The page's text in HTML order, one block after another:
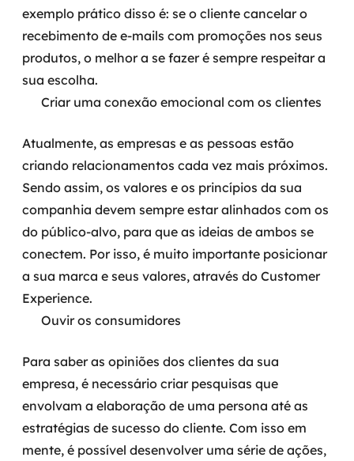
exemplo prático disso é: se o cliente cancelar o
recebimento de e-mails com promoções nos seus
produtos, o melhor a se fazer é sempre respeitar a
sua escolha.
Criar uma conexão emocional com os clientes
Atualmente, as empresas e as pessoas estão
criando relacionamentos cada vez mais próximos.
Sendo assim, os valores e os princípios da sua
companhia devem sempre estar alinhados com os
do público-alvo, para que as ideias de ambos se
conectem. Por isso, é muito importante posicionar
a sua marca e seus valores, através do Customer
Experience.
Ouvir os consumidores
Para saber as opiniões dos clientes da sua
empresa, é necessário criar pesquisas que
envolvam a elaboração de uma persona até as
estratégias de sucesso do cliente. Com isso em
mente, é possível desenvolver uma série de ações,